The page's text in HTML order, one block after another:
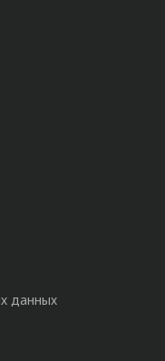
данных